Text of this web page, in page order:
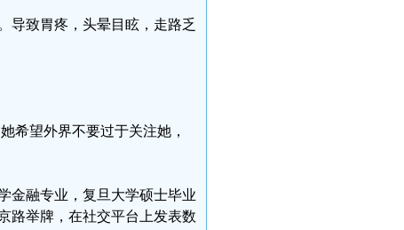
导致胃疼，头晕目眩，走路乏
希望外界不要过于关注她，
金融专业，复旦大学硕士毕业
路举牌，在社交平台上发表数